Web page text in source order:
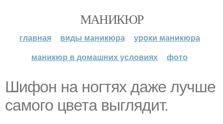
МАНИКЮР
главная виды маникюра
уроки маникюра
маникюр в домашних условиях
фото
Шифон на ногтях даже лучше
самого цвета выглядит.